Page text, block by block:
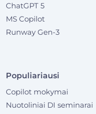
ChatGPT 5
MS Copilot
Runway Gen-3
Populiariausi
Copilot mokymai
Nuotoliniai DI seminarai